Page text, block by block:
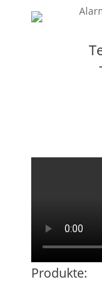
Produkte: